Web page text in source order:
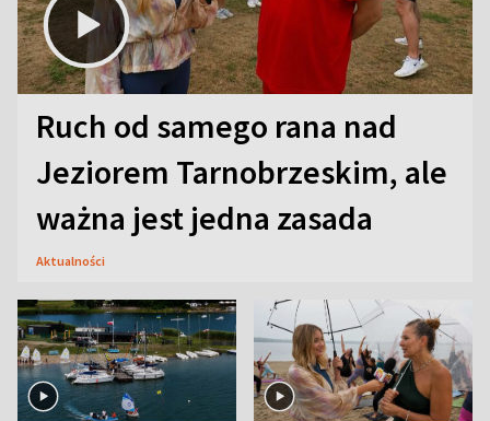
Ruch od samego rana nad
Jeziorem Tarnobrzeskim, ale
ważna jest jedna zasada
Aktualności